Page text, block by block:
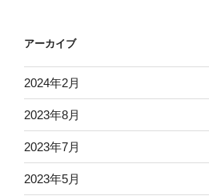
アーカイブ
2024年2月
2023年8月
2023年7月
2023年5月